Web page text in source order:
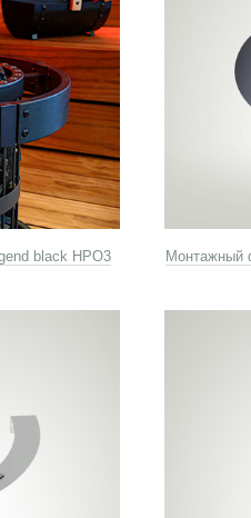
black HPO3 Монтажный